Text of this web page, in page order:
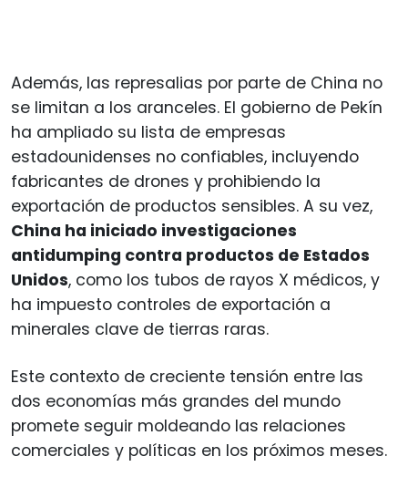
Además, las represalias por parte de China no
se limitan a los aranceles. El gobierno de Pekín
ha ampliado su lista de empresas
estadounidenses no confiables, incluyendo
fabricantes de drones y prohibiendo la
exportación de productos sensibles. A su vez,
China ha iniciado investigaciones
antidumping contra productos de Estados
Unidos, como los tubos de rayos X médicos, y
ha impuesto controles de exportación a
minerales clave de tierras raras.
Este contexto de creciente tensión entre las
dos economías más grandes del mundo
promete seguir moldeando las relaciones
comerciales y políticas en los próximos meses.